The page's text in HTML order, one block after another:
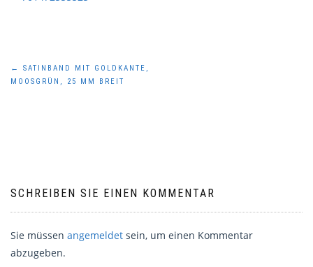
Beitragsnavigation
←
SATINBAND MIT GOLDKANTE,
MOOSGRÜN, 25 MM BREIT
SCHREIBEN SIE EINEN KOMMENTAR
Sie müssen angemeldet sein, um einen Kommentar
abzugeben.